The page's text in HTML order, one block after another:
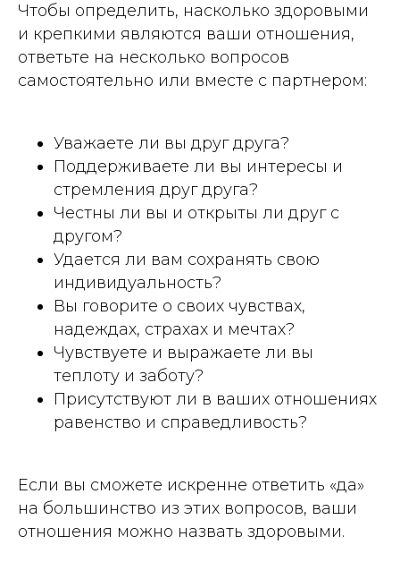
Чтобы определить, насколько здоровыми
и крепкими являются ваши отношения,
ответьте на несколько вопросов
самостоятельно или вместе с партнером:
Уважаете ли вы друг друга?
Поддерживаете ли вы интересы и
стремления друг друга?
Честны ли вы и открыты ли друг с
другом?
Удается ли вам сохранять свою
индивидуальность?
Вы говорите о своих чувствах,
надеждах, страхах и мечтах?
Чувствуете и выражаете ли вы
теплоту и заботу?
Присутствуют ли в ваших отношениях
равенство и справедливость?
Если вы сможете искренне ответить «да»
на большинство из этих вопросов, ваши
отношения можно назвать здоровыми.